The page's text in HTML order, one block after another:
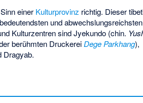
einer Kulturprovinz richtig. Dieser
und
Kulturzentren sind Jyekundo (chin.
berühmten DruckereiDege Parkhang),
Dragyab.